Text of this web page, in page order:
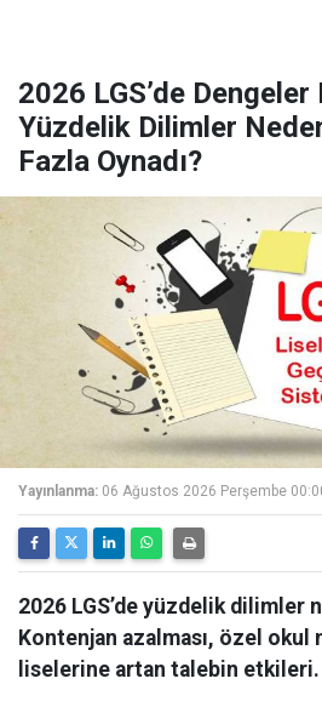
2026 LGS’de
Yüzdelik Dilimler
Fazla Oynadı?
Yayınlanma: 06 Ağustos 2026 Perşembe
2026 LGS’de yüzdelik dilimler
Kontenjan azalması, özel
liselerine artan talebin etkileri.